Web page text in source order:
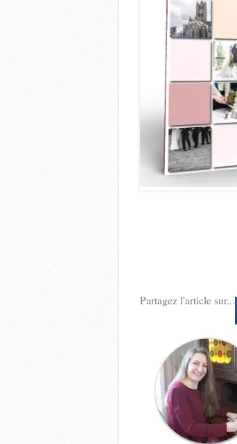
Partagez l'article sur...